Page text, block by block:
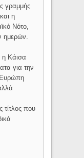
γραμμής
η
Νότο,
ημερών.
, η Κάισα
για την
Ευρώπη
τίτλος που